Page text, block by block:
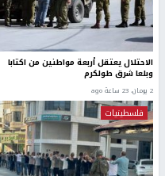
الاحتلال يعتقل أربعة مواطنين من اكتابا
وبلعا شرق طولكرم
2 يومان، 23 ساعة ago
فلسطينيات